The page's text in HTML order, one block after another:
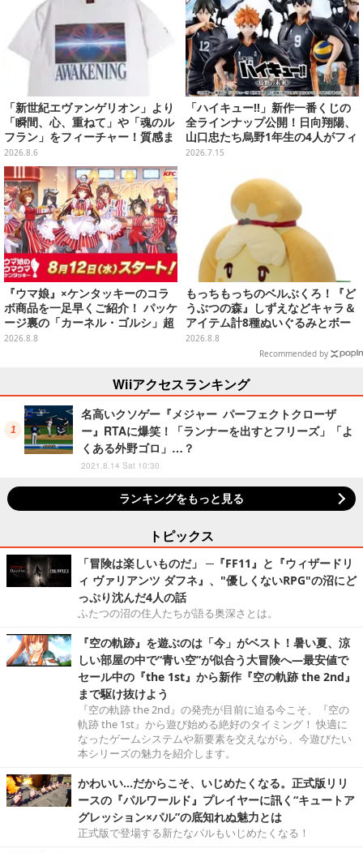
「新世紀エヴァンゲリオン」より
「瞬間、心、重ねて」や「魂のル
フラン」をフィーチャー！質感ま
でこだわった高級Tシャツが8月7
日発売
2026.8.6
「ハイキュー!!」新作一番くじの
全ラインナップ公開！日向翔陽、
山口忠たち烏野1年生の4人がフィ
ギュアで集合
2026.7.15
『ウマ娘』×ケンタッキーのコラ
ボ商品を一足早くご紹介！ パッケ
ージ裏の「カーネル・ゴルシ」超
長文コラボ告知は必見、オリジナ
キン化計画」の一部になる【実物
レポ】
2026.8.8
もっちもっちのベルぶくろ！『ど
うぶつの森』しずえなどキャラ＆
アイテム計8種ぬいぐるみとボー
ルチェーン付きマスコットが発売
2026.8.8
Recommended by
Wiiアクセスランキング
名高いクソゲー『メジャー パーフェクトクローザ
ー』RTAに爆笑！「ランナーを出すとフリーズ」「よ
くある外野ゴロ」…？
2021.8.14 Sat 10:30
ランキングをもっと見る
トピックス
「冒険は楽しいものだ」 ─『FF11』と『ウィザードリ
ィ ヴァリアンツ ダフネ』、"優しくないRPG"の沼にど
っぷり沈んだ4人の話
ふたつの沼の住人たちが語る奥深さとは。
『空の軌跡』を遊ぶのは「今」がベスト！暑い夏、涼
しい部屋の中で“青い空”が似合う大冒険へ―最安値で
セール中の『the 1st』から新作『空の軌跡 the 2nd』
まで駆け抜けよう
『空の軌跡 the 2nd』の発売が目前に迫る今こそ、『空の
軌跡 the 1st』から遊び始める絶好のタイミング！ 快適に
なったゲームシステムや新要素を交えながら、今遊びたい
本シリーズの魅力を紹介します。
かわいい…だからこそ、いじめたくなる。正式版リリ
ースの『パルワールド』プレイヤーに訊く“キュートア
グレッション×パル”の底知れぬ魅力とは
正式版で登場する新たなパルもいじめたくなる！